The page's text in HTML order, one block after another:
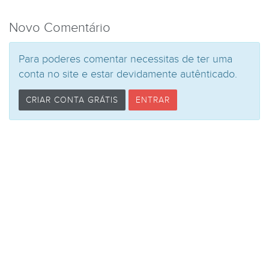
Novo Comentário
Para poderes comentar necessitas de ter uma
conta no site e estar devidamente autênticado.
CRIAR CONTA GRÁTIS ENTRAR